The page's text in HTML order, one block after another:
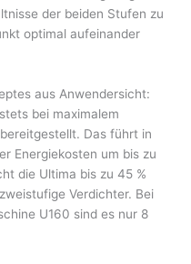
der beiden Stufen zu
optimal aufeinander
aus Anwendersicht:
bei maximalem
Das führt in
Energiekosten um bis zu
die Ultima bis zu 45 %
Verdichter. Bei
U160 sind es nur 8